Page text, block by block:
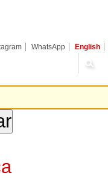
WhatsApp English